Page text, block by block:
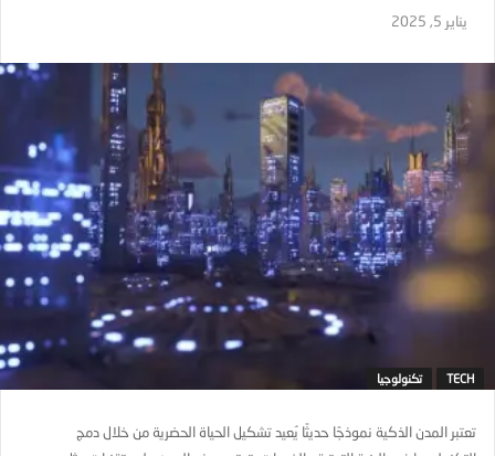
يناير 5, 2025
TECH تكنولوجيا
تعتبر المدن الذكية نموذجًا حديثًا يُعيد تشكيل الحياة الحضرية من خلال دمج